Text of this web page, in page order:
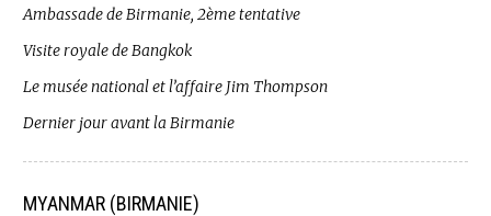
Ambassade de Birmanie, 2ème tentative
Visite royale de Bangkok
Le musée national et l’affaire Jim Thompson
Dernier jour avant la Birmanie
MYANMAR (BIRMANIE)